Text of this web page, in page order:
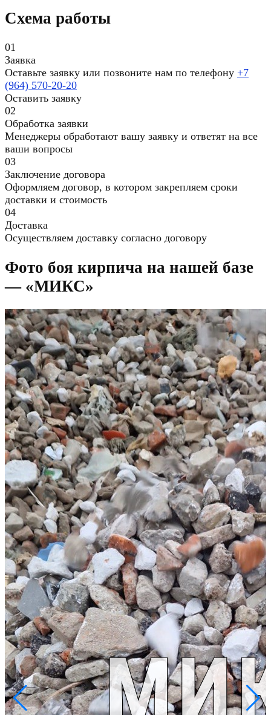
Схема работы
01
Заявка
Оставьте заявку или позвоните нам по телефону +7
(964) 570-20-20
Оставить заявку
02
Обработка заявки
Менеджеры обработают вашу заявку и ответят на все
ваши вопросы
03
Заключение договора
Оформляем договор, в котором закрепляем сроки
доставки и стоимость
04
Доставка
Осуществляем доставку согласно договору
Фото боя кирпича на нашей базе
— «МИКС»